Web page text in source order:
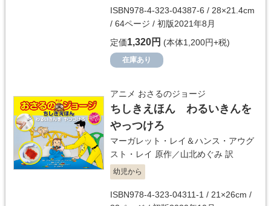
ISBN978-4-323-04387-6 / 28×21.4cm
/ 64ページ / 初版2021年8月
定価1,320円 (本体1,200円+税)
在庫あり
アニメ おさるのジョージ
ちしきえほん わるいきんを
やっつけろ
マーガレット・レイ＆ハンス・アウグ
スト・レイ 原作／山北めぐみ 訳
幼児から
ISBN978-4-323-04311-1 / 21×26cm /